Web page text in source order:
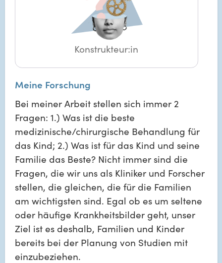
Konstrukteur:in
Meine Forschung
Bei meiner Arbeit stellen sich immer 2
Fragen: 1.) Was ist die beste
medizinische/chirurgische Behandlung für
das Kind; 2.) Was ist für das Kind und seine
Familie das Beste? Nicht immer sind die
Fragen, die wir uns als Kliniker und Forscher
stellen, die gleichen, die für die Familien
am wichtigsten sind. Egal ob es um seltene
oder häufige Krankheitsbilder geht, unser
Ziel ist es deshalb, Familien und Kinder
bereits bei der Planung von Studien mit
einzubeziehen.